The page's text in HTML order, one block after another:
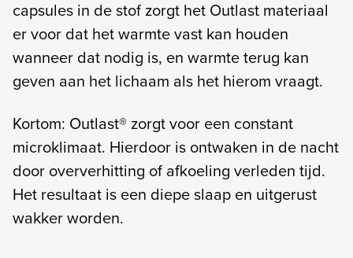
capsules in de stof zorgt het Outlast materiaal
er voor dat het warmte vast kan houden
wanneer dat nodig is, en warmte terug kan
geven aan het lichaam als het hierom vraagt.
Kortom: Outlast® zorgt voor een constant
microklimaat. Hierdoor is ontwaken in de nacht
door oververhitting of afkoeling verleden tijd.
Het resultaat is een diepe slaap en uitgerust
wakker worden.